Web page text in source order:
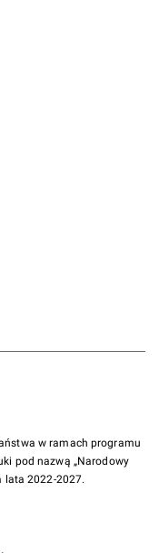
w ramach programu
pod nazwą „Narodowy
lata 2022-2027.